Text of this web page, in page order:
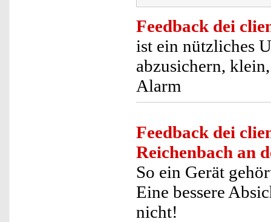
Feedback dei
ist ein nützliches
abzusichern,
Alarm
Feedback dei
Reichenbach an
So ein Gerät
Eine bessere
nicht!